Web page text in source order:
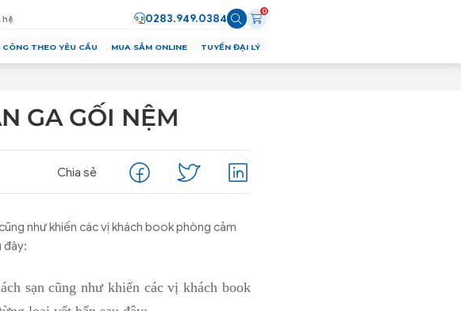
hệ 0283.949.0384
0
CÔNG THEO YÊU CẦU MUA SẮM ONLINE TUYỂN ĐẠI LÝ
GA GỐI NỆM
Chia sẻ
như khiến các vị khách book phòng cảm
đây:
sạn cũng như khiến các vị khách book